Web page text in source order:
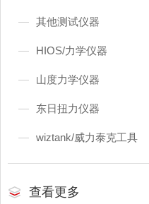
其他测试仪器
HIOS/力学仪器
山度力学仪器
东日扭力仪器
wiztank/威力泰克工具
查看更多